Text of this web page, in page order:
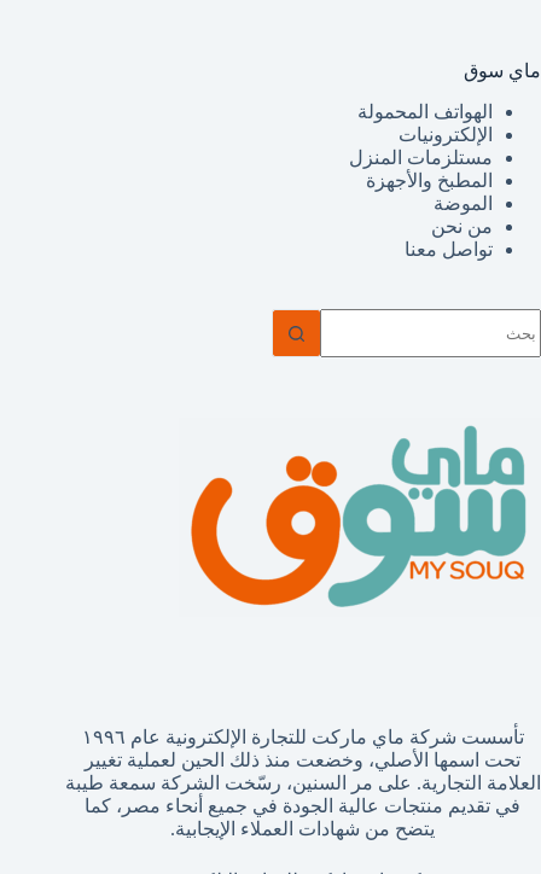
ماي سوق
الهواتف المحمولة
الإلكترونيات
مستلزمات المنزل
المطبخ والأجهزة
الموضة
من نحن
تواصل معنا
توجد
تأسست شركة ماي ماركت للتجارة الإلكترونية عام ١٩٩٦
تحت اسمها الأصلي، وخضعت منذ ذلك الحين لعملية تغيير
العلامة التجارية. على مر السنين، رسّخت الشركة سمعة طيبة
في تقديم منتجات عالية الجودة في جميع أنحاء مصر، كما
يتضح من شهادات العملاء الإيجابية.